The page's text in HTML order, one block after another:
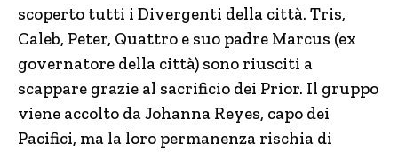
scoperto tutti i Divergenti della città. Tris,
Caleb, Peter, Quattro e suo padre Marcus (ex
governatore della città) sono riusciti a
scappare grazie al sacrificio dei Prior. Il gruppo
viene accolto da Johanna Reyes, capo dei
Pacifici, ma la loro permanenza rischia di